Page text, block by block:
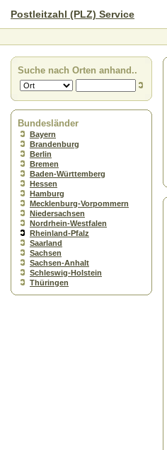
Postleitzahl (PLZ) Service
Suche nach Orten anhand..
Bundesländer
Bayern
Brandenburg
Berlin
Bremen
Baden-Württemberg
Hessen
Hamburg
Mecklenburg-Vorpommern
Niedersachsen
Nordrhein-Westfalen
Rheinland-Pfalz
Saarland
Sachsen
Sachsen-Anhalt
Schleswig-Holstein
Thüringen